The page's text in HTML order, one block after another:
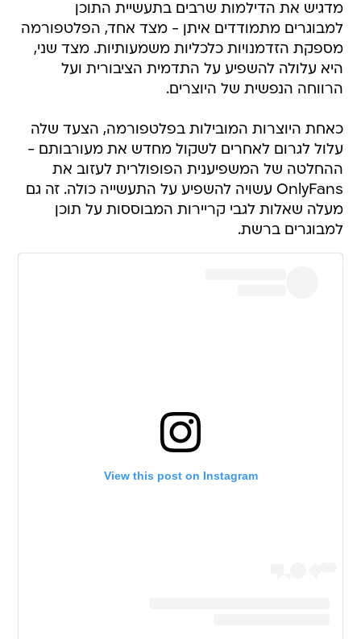
מדגיש את הדילמות שרבים בתעשיית התוכן
למבוגרים מתמודדים איתן - מצד אחד, הפלטפורמה
מספקת הזדמנויות כלכליות משמעותיות. מצד שני,
היא עלולה להשפיע על התדמית הציבורית ועל
הרווחה הנפשית של היוצרים.
כאחת היוצרות המובילות בפלטפורמה, הצעד שלה
עלול לגרום לאחרים לשקול מחדש את מעורבותם -
ההחלטה של המשפיענית הפופולרית לעזוב את
OnlyFans עשויה להשפיע על התעשייה כולה. זה גם
מעלה שאלות לגבי קריירות המבוססות על תוכן
למבוגרים ברשת.
View this post on Instagram